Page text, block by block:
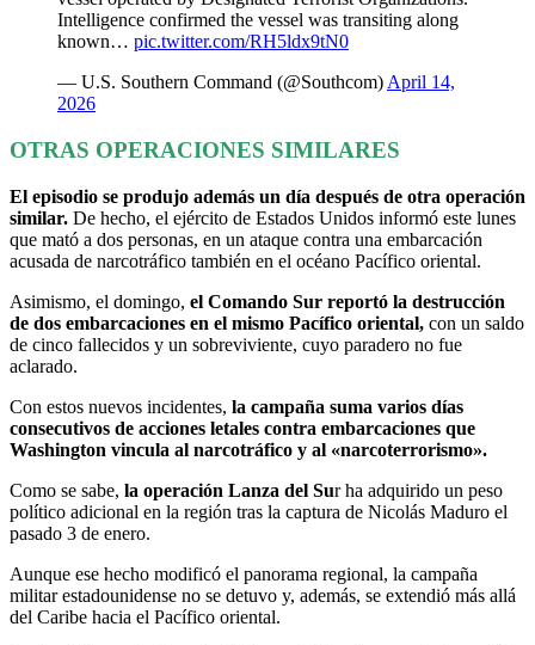
Intelligence confirmed the vessel was transiting along
known… pic.twitter.com/RH5ldx9tN0
— U.S. Southern Command (@Southcom) April 14,
2026
OTRAS OPERACIONES SIMILARES
El episodio se produjo además un día después de otra operación
similar. De hecho, el ejército de Estados Unidos informó este lunes
que mató a dos personas, en un ataque contra una embarcación
acusada de narcotráfico también en el océano Pacífico oriental.
Asimismo, el domingo, el Comando Sur reportó la destrucción
de dos embarcaciones en el mismo Pacífico oriental, con un saldo
de cinco fallecidos y un sobreviviente, cuyo paradero no fue
aclarado.
Con estos nuevos incidentes, la campaña suma varios días
consecutivos de acciones letales contra embarcaciones que
Washington vincula al narcotráfico y al «narcoterrorismo».
Como se sabe, la operación Lanza del Sur ha adquirido un peso
político adicional en la región tras la captura de Nicolás Maduro el
pasado 3 de enero.
Aunque ese hecho modificó el panorama regional, la campaña
militar estadounidense no se detuvo y, además, se extendió más allá
del Caribe hacia el Pacífico oriental.